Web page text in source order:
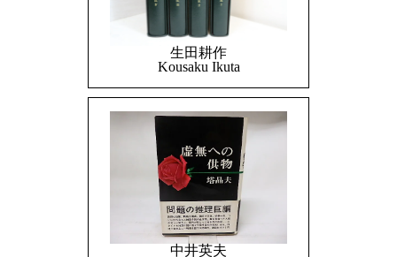
生田耕作
Kousaku Ikuta
中井英夫